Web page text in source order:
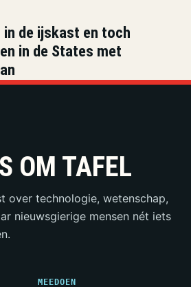
in de ijskast en toch
in de States met
OM TAFEL
over technologie, wetenschap,
nieuwsgierige mensen nét iets
MEEDOEN